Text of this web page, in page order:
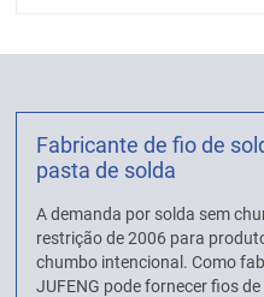
Fabricante de fio de
pasta de solda
A demanda por solda sem
restrição de 2006 para
chumbo intencional. Como
JUFENG pode fornecer fios